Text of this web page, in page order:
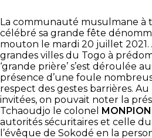
La communauté musulmane à
célébré sa grande fête
mouton le mardi 20 juillet 2021.
grandes villes du Togo à
‘grande prière’ s’est déroulée
présence d’une foule
respect des gestes barrières.
invitées, on pouvait noter la
Tchaoudjo le colonel
autorités sécuritaires et celle
l’évêque de Sokodé en la